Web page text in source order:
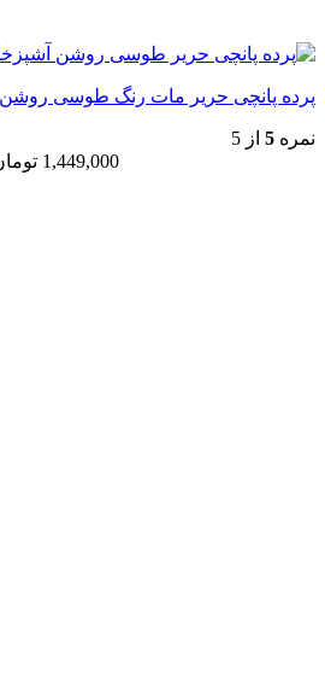
پرده پانچی حریر مات رنگ طوسی روشن
نمره5 از 5
1,449,000 تومان